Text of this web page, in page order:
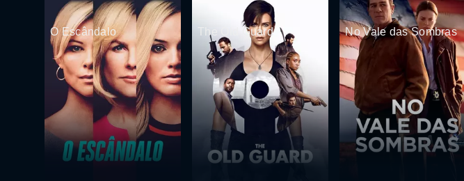
O Escândalo The Old Guard No Vale das Sombras